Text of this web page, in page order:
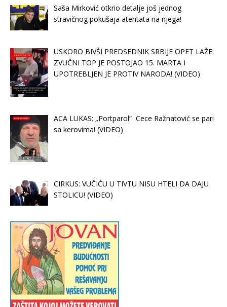
Saša Mirković otkrio detalje još jednog
stravičnog pokušaja atentata na njega!
USKORO BIVŠI PREDSEDNIK SRBIJE OPET LAŽE:
ZVUČNI TOP JE POSTOJAO 15. MARTA I
UPOTREBLJEN JE PROTIV NARODA! (VIDEO)
ACA LUKAS: „Portparol“ Cece Ražnatović se pari
sa kerovima! (VIDEO)
CIRKUS: VUČIĆU U TIVTU NISU HTELI DA DAJU
STOLICU! (VIDEO)